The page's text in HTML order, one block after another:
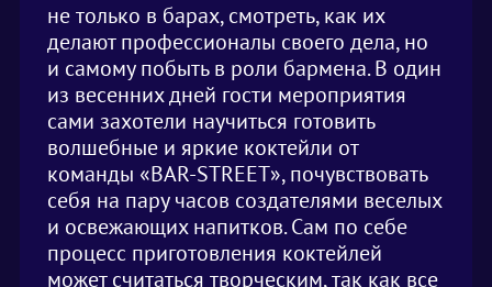
не только в барах, смотреть, как их
делают профессионалы своего дела, но
и самому побыть в роли бармена. В один
из весенних дней гости мероприятия
сами захотели научиться готовить
волшебные и яркие коктейли от
команды «BAR-STREET», почувствовать
себя на пару часов создателями веселых
и освежающих напитков. Сам по себе
процесс приготовления коктейлей
может считаться творческим, так как все